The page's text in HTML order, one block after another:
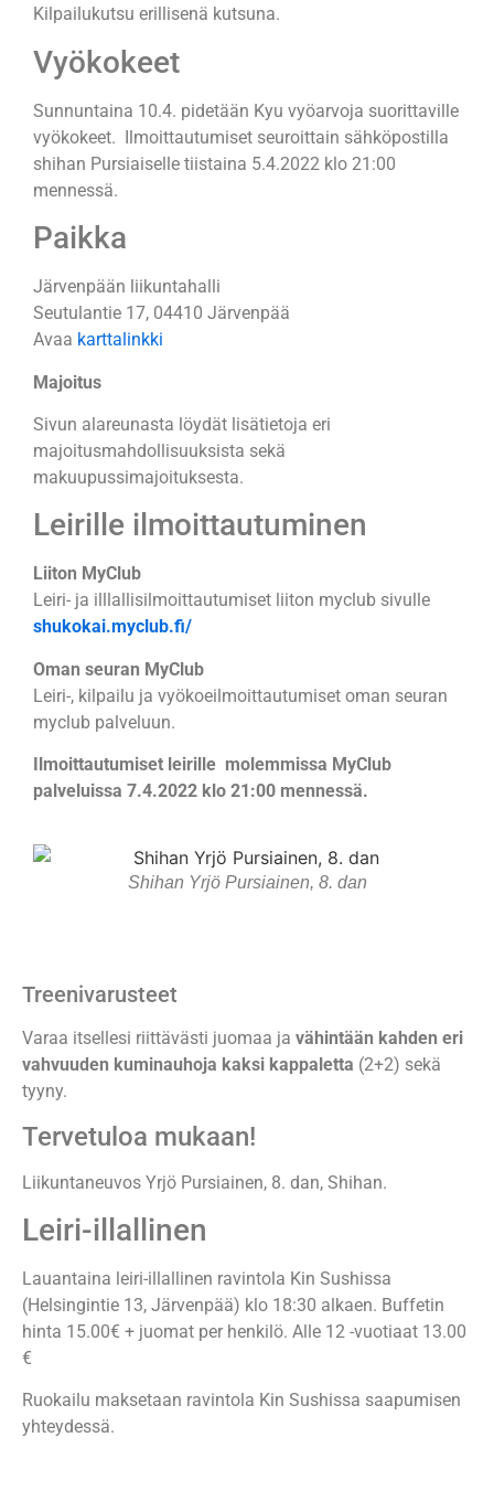
Kilpailukutsu erillisenä kutsuna.
Vyökokeet
Sunnuntaina 10.4. pidetään Kyu vyöarvoja suorittaville
vyökokeet. Ilmoittautumiset seuroittain sähköpostilla
shihan Pursiaiselle tiistaina 5.4.2022 klo 21:00
mennessä.
Paikka
Järvenpään liikuntahalli
Seutulantie 17, 04410 Järvenpää
Avaa karttalinkki
Majoitus
Sivun alareunasta löydät lisätietoja eri
majoitusmahdollisuuksista sekä
makuupussimajoituksesta.
Leirille ilmoittautuminen
Liiton MyClub
Leiri- ja illlallisilmoittautumiset liiton myclub sivulle
shukokai.myclub.fi/
Oman seuran MyClub
Leiri-, kilpailu ja vyökoeilmoittautumiset oman seuran
myclub palveluun.
Ilmoittautumiset leirille molemmissa MyClub
palveluissa 7.4.2022 klo 21:00 mennessä.
Shihan Yrjö Pursiainen, 8. dan
Treenivarusteet
Varaa itsellesi riittävästi juomaa ja vähintään kahden eri
vahvuuden kuminauhoja kaksi kappaletta (2+2) sekä
tyyny.
Tervetuloa mukaan!
Liikuntaneuvos Yrjö Pursiainen, 8. dan, Shihan.
Leiri-illallinen
Lauantaina leiri-illallinen ravintola Kin Sushissa
(Helsingintie 13, Järvenpää) klo 18:30 alkaen. Buffetin
hinta 15.00€ + juomat per henkilö. Alle 12 -vuotiaat 13.00
€
Ruokailu maksetaan ravintola Kin Sushissa saapumisen
yhteydessä.